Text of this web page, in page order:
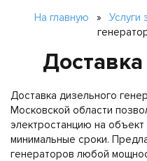
На главную » Услуги
Доставка дизельного
Московской области
электростанцию на
минимальные сроки.
генераторов любой